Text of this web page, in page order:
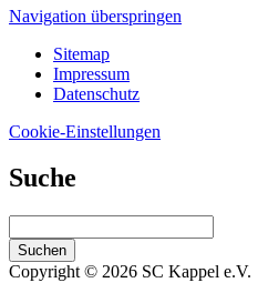
Navigation überspringen
Sitemap
Impressum
Datenschutz
Cookie-Einstellungen
Suche
Suchen
Copyright © 2026 SC Kappel e.V.